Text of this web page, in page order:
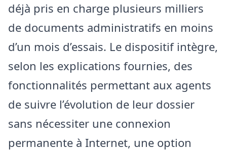
déjà pris en charge plusieurs milliers
de documents administratifs en moins
d’un mois d’essais. Le dispositif intègre,
selon les explications fournies, des
fonctionnalités permettant aux agents
de suivre l’évolution de leur dossier
sans nécessiter une connexion
permanente à Internet, une option